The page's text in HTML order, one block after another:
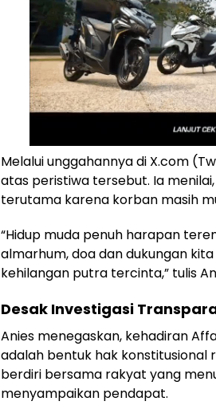
Melalui unggahannya di X.com
atas peristiwa tersebut. Ia
terutama karena korban masih
“Hidup muda penuh harapan
almarhum, doa dan dukungan
kehilangan putra tercinta,” tulis
Desak Investigasi
Anies menegaskan, kehadiran
adalah bentuk hak konstitusional
berdiri bersama rakyat yang
menyampaikan pendapat.